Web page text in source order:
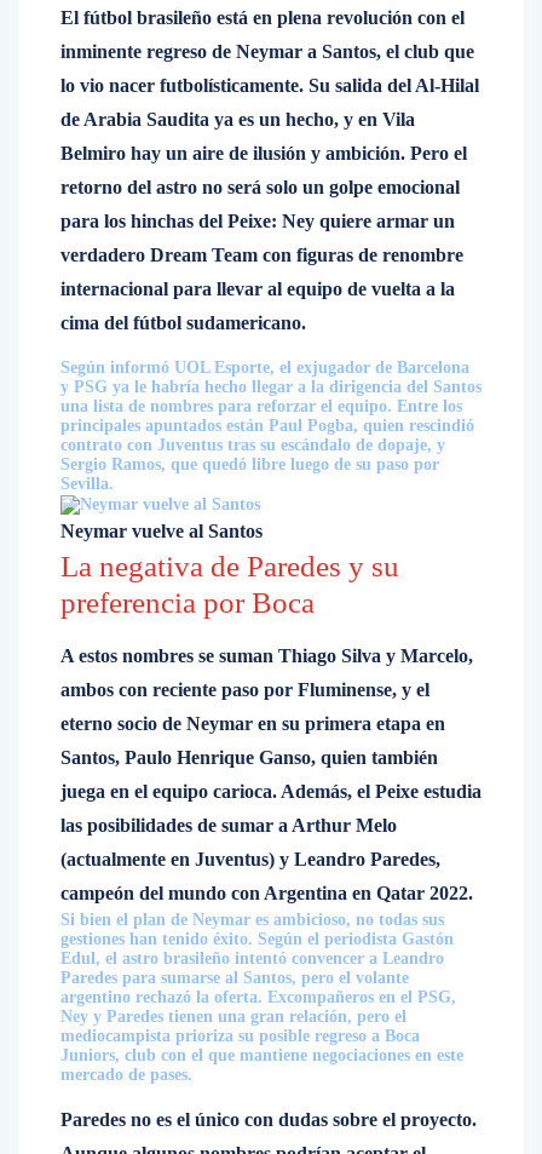
El fútbol brasileño está en plena revolución con el
inminente regreso de Neymar a Santos, el club que
lo vio nacer futbolísticamente. Su salida del Al-Hilal
de Arabia Saudita ya es un hecho, y en Vila
Belmiro hay un aire de ilusión y ambición. Pero el
retorno del astro no será solo un golpe emocional
para los hinchas del Peixe: Ney quiere armar un
verdadero Dream Team con figuras de renombre
internacional para llevar al equipo de vuelta a la
cima del fútbol sudamericano.
Según informó UOL Esporte, el exjugador de Barcelona
y PSG ya le habría hecho llegar a la dirigencia del Santos
una lista de nombres para reforzar el equipo. Entre los
principales apuntados están Paul Pogba, quien rescindió
contrato con Juventus tras su escándalo de dopaje, y
Sergio Ramos, que quedó libre luego de su paso por
Sevilla.
Neymar vuelve al Santos
La negativa de Paredes y su
preferencia por Boca
A estos nombres se suman Thiago Silva y Marcelo,
ambos con reciente paso por Fluminense, y el
eterno socio de Neymar en su primera etapa en
Santos, Paulo Henrique Ganso, quien también
juega en el equipo carioca. Además, el Peixe estudia
las posibilidades de sumar a Arthur Melo
(actualmente en Juventus) y Leandro Paredes,
campeón del mundo con Argentina en Qatar 2022.
Si bien el plan de Neymar es ambicioso, no todas sus
gestiones han tenido éxito. Según el periodista Gastón
Edul, el astro brasileño intentó convencer a Leandro
Paredes para sumarse al Santos, pero el volante
argentino rechazó la oferta. Excompañeros en el PSG,
Ney y Paredes tienen una gran relación, pero el
mediocampista prioriza su posible regreso a Boca
Juniors, club con el que mantiene negociaciones en este
mercado de pases.
Paredes no es el único con dudas sobre el proyecto.